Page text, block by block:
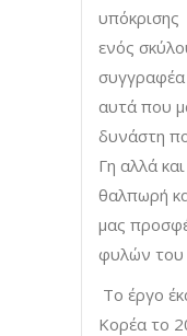
υπόκρισης
ενός
συγγραφέα
αυτά που
δυνάστη
Γη αλλά
θαλπωρή
μας
φυλών του
Το έργο
Κορέα το